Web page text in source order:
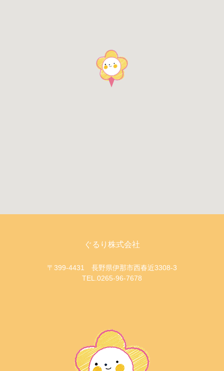
ぐるり株式会社
〒399-4431 長野県伊那市西春近3308-3
TEL.0265-96-7678